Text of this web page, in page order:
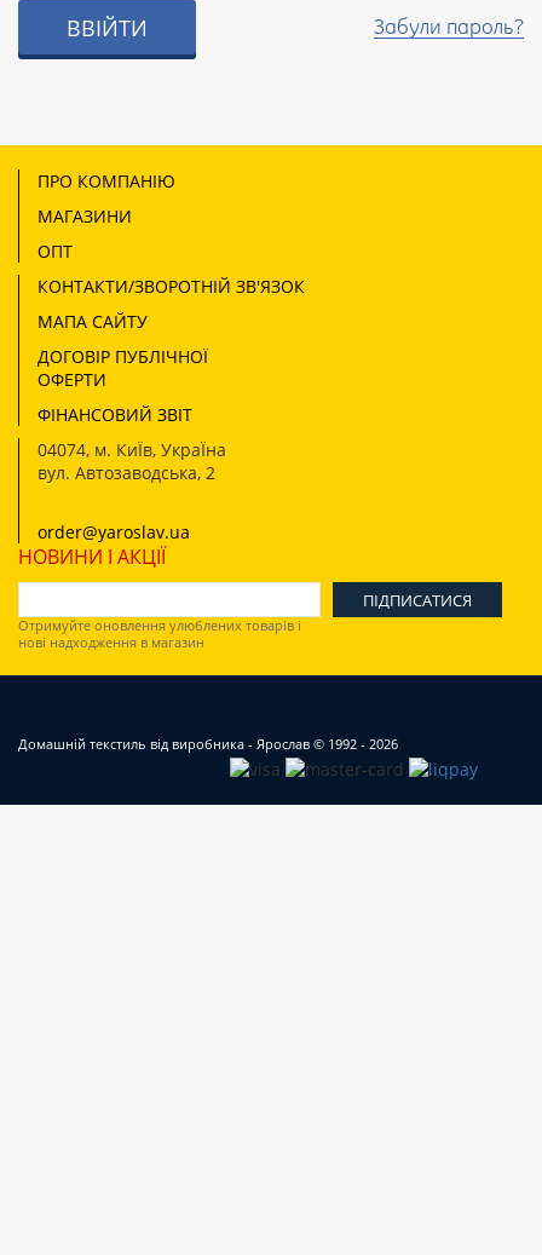
ВВІЙТИ Забули пароль?
ПРО КОМПАНІЮ
МАГАЗИНИ
ОПТ
КОНТАКТИ/ЗВОРОТНІЙ ЗВ'ЯЗОК
МАПА САЙТУ
ДОГОВІР ПУБЛІЧНОЇ
ОФЕРТИ
ФІНАНСОВИЙ ЗВІТ
04074, м. КиЇв, УкраЇна
вул. Автозаводська, 2
order@yaroslav.ua
НОВИНИ І АКЦІЇ
Отримуйте оновлення улюблених товарів і
нові надходження в магазин
Домашній текстиль від виробника - Ярослав © 1992 - 2026